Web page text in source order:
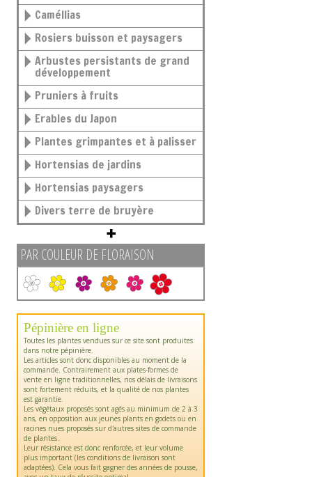
Caméllias
Rosiers buisson et paysagers
Arbustes persistants de grand
développement
Pruniers à fruits
Erables du Japon
Plantes grimpantes et à palisser
Hortensias de jardins
Hortensias paysagers
Divers terre de bruyère
PAR COULEUR DE FLORAISON
Pépinière en ligne
Toutes les plantes vendues sur ce site sont produites
dans notre pépinière.
Les articles sont donc disponibles au moment de la
commande. Contrairement aux plates-formes de
vente en ligne traditionnelles, nos délais de livraisons
sont fortement réduits, et la qualité de nos plantes
est garantie.
Les végétaux proposés sont agés au minimum de 2 à 3
ans, en opposition aux jeunes plants en godets ou en
racines nues proposés sur d'autres sites de commande
de plantes.
Leur résistance est donc renforcée, et leur volume
plus important (les conditions de livraison sont
adaptées). Cela vous fait gagner des années de pousse,